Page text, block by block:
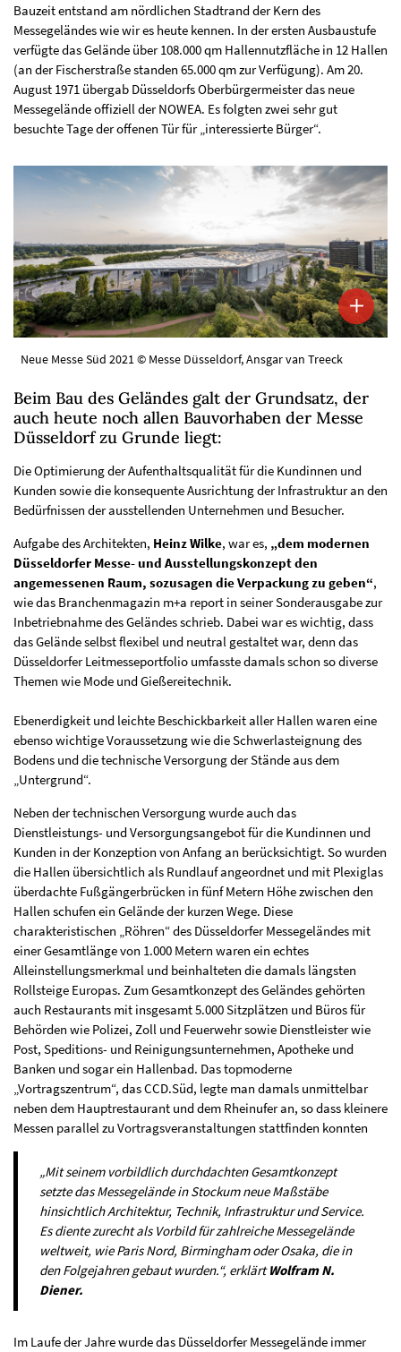
Bauzeit entstand am nördlichen Stadtrand der Kern des
Messegeländes wie wir es heute kennen. In der ersten Ausbaustufe
verfügte das Gelände über 108.000 qm Hallennutzfläche in 12 Hallen
(an der Fischerstraße standen 65.000 qm zur Verfügung). Am 20.
August 1971 übergab Düsseldorfs Oberbürgermeister das neue
Messegelände offiziell der NOWEA. Es folgten zwei sehr gut
besuchte Tage der offenen Tür für „interessierte Bürger“.
Neue Messe Süd 2021 © Messe Düsseldorf, Ansgar van Treeck
Beim Bau des Geländes galt der Grundsatz, der
auch heute noch allen Bauvorhaben der Messe
Düsseldorf zu Grunde liegt:
Die Optimierung der Aufenthaltsqualität für die Kundinnen und
Kunden sowie die konsequente Ausrichtung der Infrastruktur an den
Bedürfnissen der ausstellenden Unternehmen und Besucher.
Aufgabe des Architekten, Heinz Wilke, war es, „dem modernen
Düsseldorfer Messe- und Ausstellungskonzept den
angemessenen Raum, sozusagen die Verpackung zu geben“,
wie das Branchenmagazin m+a report in seiner Sonderausgabe zur
Inbetriebnahme des Geländes schrieb. Dabei war es wichtig, dass
das Gelände selbst flexibel und neutral gestaltet war, denn das
Düsseldorfer Leitmesseportfolio umfasste damals schon so diverse
Themen wie Mode und Gießereitechnik.
Ebenerdigkeit und leichte Beschickbarkeit aller Hallen waren eine
ebenso wichtige Voraussetzung wie die Schwerlasteignung des
Bodens und die technische Versorgung der Stände aus dem
„Untergrund“.
Neben der technischen Versorgung wurde auch das
Dienstleistungs- und Versorgungsangebot für die Kundinnen und
Kunden in der Konzeption von Anfang an berücksichtigt. So wurden
die Hallen übersichtlich als Rundlauf angeordnet und mit Plexiglas
überdachte Fußgängerbrücken in fünf Metern Höhe zwischen den
Hallen schufen ein Gelände der kurzen Wege. Diese
charakteristischen „Röhren“ des Düsseldorfer Messegeländes mit
einer Gesamtlänge von 1.000 Metern waren ein echtes
Alleinstellungsmerkmal und beinhalteten die damals längsten
Rollsteige Europas. Zum Gesamtkonzept des Geländes gehörten
auch Restaurants mit insgesamt 5.000 Sitzplätzen und Büros für
Behörden wie Polizei, Zoll und Feuerwehr sowie Dienstleister wie
Post, Speditions- und Reinigungsunternehmen, Apotheke und
Banken und sogar ein Hallenbad. Das topmoderne
„Vortragszentrum“, das CCD.Süd, legte man damals unmittelbar
neben dem Hauptrestaurant und dem Rheinufer an, so dass kleinere
Messen parallel zu Vortragsveranstaltungen stattfinden konnten
„Mit seinem vorbildlich durchdachten Gesamtkonzept
setzte das Messegelände in Stockum neue Maßstäbe
hinsichtlich Architektur, Technik, Infrastruktur und Service.
Es diente zurecht als Vorbild für zahlreiche Messegelände
weltweit, wie Paris Nord, Birmingham oder Osaka, die in
den Folgejahren gebaut wurden.“, erklärtWolfram N.
Diener.
Im Laufe der Jahre wurde das Düsseldorfer Messegelände immer